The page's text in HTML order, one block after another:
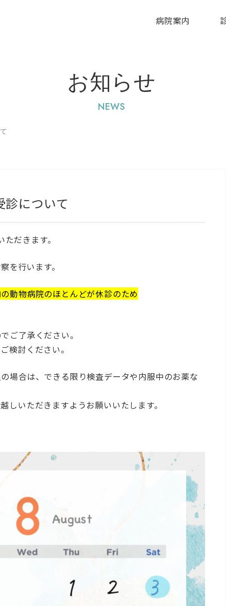
病院案内
お知らせ
NEWS
診について
ただきます。
を行います。
動物病院のほとんどが休診のため
ご了承ください。
検討ください。
場合は、できる限り検査データや内服中のお薬な
しいただきますようお願いいたします。